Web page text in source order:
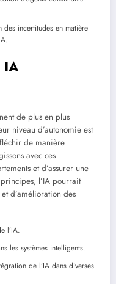
incertitudes en matière
IA
de plus en plus
niveau d’autonomie est
de manière
avec ces
et d’assurer une
l’IA pourrait
d’amélioration des
l’IA.
les systèmes intelligents.
de l’IA dans diverses